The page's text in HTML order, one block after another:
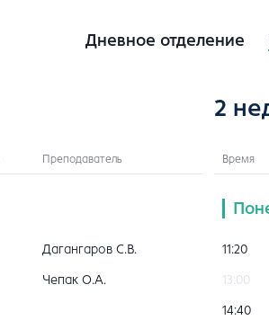
Дневное отделение
Преподаватель
Дагангаров С.В.
Чепак О.А.
2
Время
11:20
13:00
14:40